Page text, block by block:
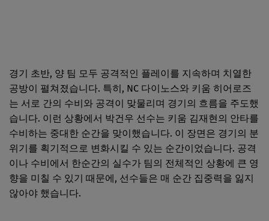
경기 초반, 양 팀 모두 공격적인 플레이를 지속하며 치열한
공방이 펼쳐졌습니다. 특히, NC 다이노스와 키움 히어로즈
는 서로 간의 수비와 공격이 맞물리며 경기의 흐름을 주도했
습니다. 이런 상황에서 박건우 선수는 키움 김재현의 안타를
수비하는 중대한 순간을 맞이했습니다. 이 장면은 경기의 분
위기를 획기적으로 변화시킬 수 있는 순간이었습니다. 공격
이나 수비에서 한순간의 실수가 팀의 전체적인 상황에 큰 영
향을 미칠 수 있기 때문에, 선수들은 매 순간 집중력을 잃지
않아야 했습니다.